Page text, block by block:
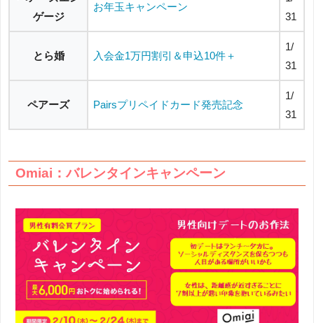
ゲージ
お年玉キャンペーン
31
とら婚 入会金1万円割引＆申込10件＋
1/
31
ペアーズ Pairsプリペイドカード発売記念
1/
31
Omiai：バレンタインキャンペーン